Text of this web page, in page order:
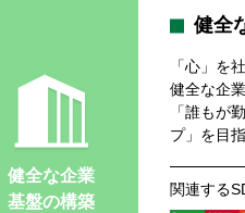
健全な企業
基盤の構築
健全
「心」を
健全な企
「誰もが
プ」を目
関連する